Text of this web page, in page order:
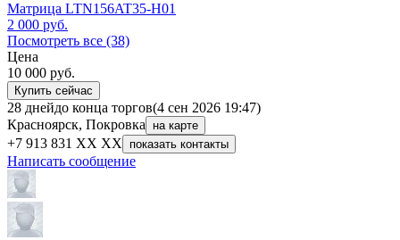
Матрица LTN156AT35-H01
2 000 руб.
Посмотреть все (38)
Цена
10 000 руб.
Купить сейчас
28 днейдо конца торгов(4 сен 2026 19:47)
Красноярск, Покровка
на карте
+7 913 831 XX XX показать контакты
Написать сообщение